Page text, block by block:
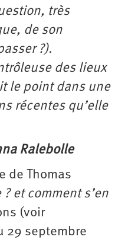
très
de son
?).
des lieux
le point dans une
récentes qu’elle
Ralebolle
de Thomas
et comment s’en
(voir
29 septembre